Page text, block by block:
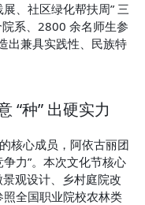
、社区绿化帮扶周” 三
系、2800 余名师生参
出兼具实践性、民族特
“种” 出硬实力
核心成员，阿依古丽团
力”。本次文化节核心
景观设计、乡村庭院改
全国职业院校农林类